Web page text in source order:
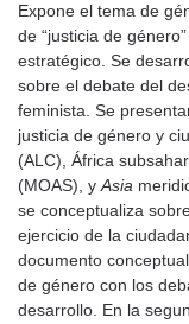
Expone el tema de
de “justicia de
estratégico. Se
sobre el debate del
feminista. Se
justicia de género y
(ALC), África
(MOAS), yAsia
se conceptualiza
ejercicio de la
documento
de género con los
desarrollo. En la